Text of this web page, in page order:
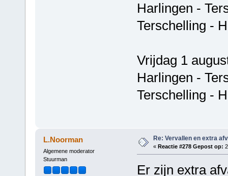
Harlingen -
Terschelling -
Vrijdag 1
Harlingen -
Terschelling -
L.Noorman
Algemene moderator
Stuurman
Re: Vervallen en extra
« Reactie #278 Gepost op:
Er zijn extra